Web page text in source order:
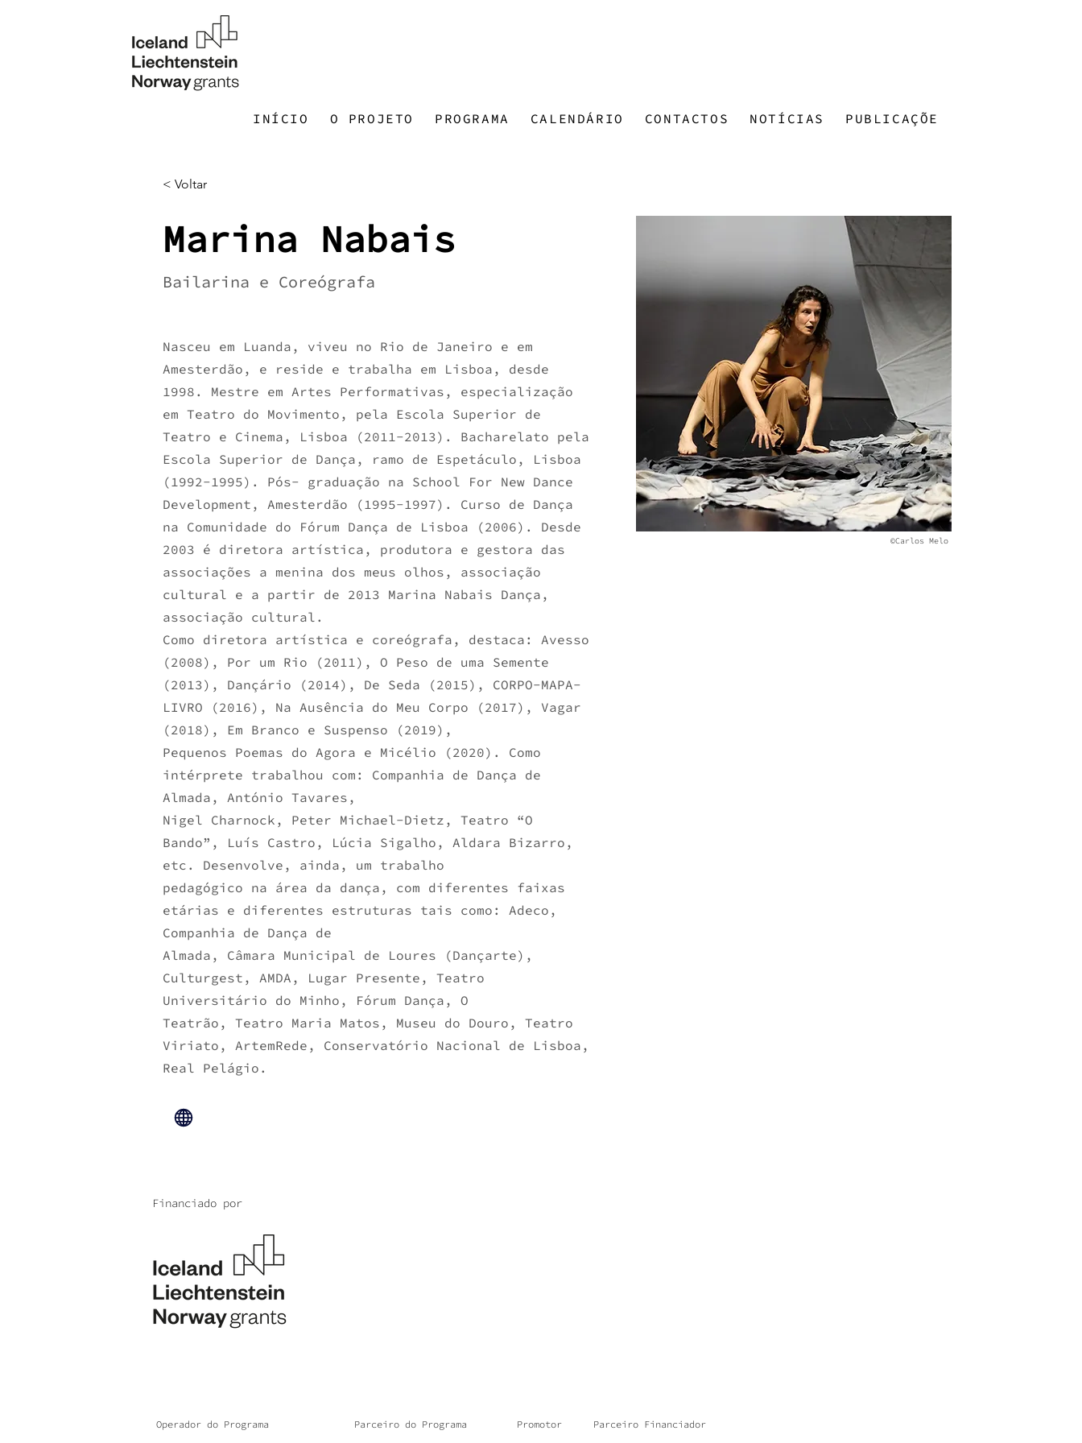
INÍCIO O PROJETO PROGRAMA CALENDÁRIO CONTACTOS NOTÍCIAS PUBLICAÇÕES
< Voltar
Marina Nabais
Bailarina e Coreógrafa
Nasceu em Luanda, viveu no Rio de Janeiro e em
Amesterdão, e reside e trabalha em Lisboa, desde
1998. Mestre em Artes Performativas, especialização
em Teatro do Movimento, pela Escola Superior de
Teatro e Cinema, Lisboa (2011-2013). Bacharelato pela
Escola Superior de Dança, ramo de Espetáculo, Lisboa
(1992-1995). Pós- graduação na School For New Dance
Development, Amesterdão (1995-1997). Curso de Dança
na Comunidade do Fórum Dança de Lisboa (2006). Desde
2003 é diretora artística, produtora e gestora das
associações a menina dos meus olhos, associação
cultural e a partir de 2013 Marina Nabais Dança,
associação cultural.
Como diretora artística e coreógrafa, destaca: Avesso
(2008), Por um Rio (2011), O Peso de uma Semente
(2013), Dançário (2014), De Seda (2015), CORPO-MAPA-
LIVRO (2016), Na Ausência do Meu Corpo (2017), Vagar
(2018), Em Branco e Suspenso (2019),
Pequenos Poemas do Agora e Micélio (2020). Como
intérprete trabalhou com: Companhia de Dança de
Almada, António Tavares,
Nigel Charnock, Peter Michael-Dietz, Teatro “O
Bando”, Luís Castro, Lúcia Sigalho, Aldara Bizarro,
etc. Desenvolve, ainda, um trabalho
pedagógico na área da dança, com diferentes faixas
etárias e diferentes estruturas tais como: Adeco,
Companhia de Dança de
Almada, Câmara Municipal de Loures (Dançarte),
Culturgest, AMDA, Lugar Presente, Teatro
Universitário do Minho, Fórum Dança, O
Teatrão, Teatro Maria Matos, Museu do Douro, Teatro
Viriato, ArtemRede, Conservatório Nacional de Lisboa,
Real Pelágio.
©Carlos Melo
Parceiro do Programa
Financiado por
Operador do Programa Promotor Parceiro Financiador